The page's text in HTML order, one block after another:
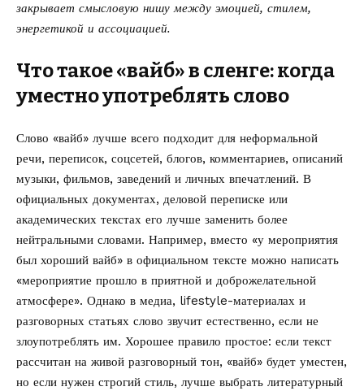
закрывает смысловую нишу между эмоцией, стилем,
энергетикой и ассоциацией.
Что такое «вайб» в сленге: когда
уместно употреблять слово
Слово «вайб» лучше всего подходит для неформальной
речи, переписок, соцсетей, блогов, комментариев, описаний
музыки, фильмов, заведений и личных впечатлений. В
официальных документах, деловой переписке или
академических текстах его лучше заменить более
нейтральными словами. Например, вместо «у мероприятия
был хороший вайб» в официальном тексте можно написать
«мероприятие прошло в приятной и доброжелательной
атмосфере». Однако в медиа, lifestyle-материалах и
разговорных статьях слово звучит естественно, если не
злоупотреблять им. Хорошее правило простое: если текст
рассчитан на живой разговорный тон, «вайб» будет уместен,
но если нужен строгий стиль, лучше выбрать литературный